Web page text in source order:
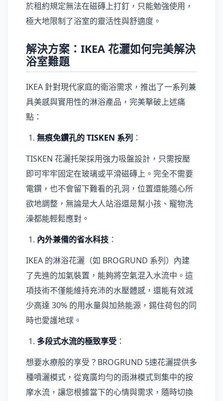
於租約規定無法在磁磚上打釘，只能勉強使用，
極大地限制了浴室的靈活性與舒適度。
解決方案：IKEA 花灑如何完美解決
浴室難題
IKEA 針對現代家庭的衛浴需求，推出了一系列兼
具美感與實用性的淋浴產品，完美擊破上述痛
點：
無痕免鑽孔的 TISKEN 系列 ：
TISKEN 花灑托架採用強力吸盤設計，只需按壓
即可牢牢固定在玻璃或平滑磁磚上。完全不需要
電鑽，也不會留下難看的孔洞，位置還能隨心所
欲地調整，無論是大人站浴還是幫小孩、寵物洗
澡都能輕鬆應對。
內外兼備的省水科技 ：
IKEA 的淋浴花灑（如 BROGRUND 系列）內建
了先進的加氣裝置，能夠將空氣混入水流中。這
項技術不僅能維持充沛的水壓體感，還能有效減
少高達 30% 的用水量與加熱能源，錫住荷包的同
時也愛護地球。
多段式水流的極致享受 ：
想要水療般的享受？BROGRUND 5速花灑提供多
種噴灑模式，從寬廣均勻的雨淋模式到集中的按
摩水流，讓您根據當下的心情與需求，隨時切換